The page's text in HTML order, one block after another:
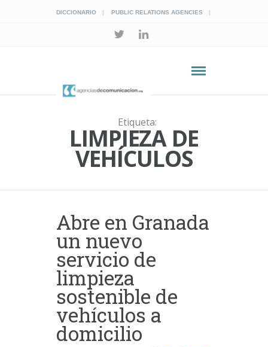
DICCIONARIO PUBLIC RELATIONS AGENCIES
Etiqueta:
LIMPIEZA DE
VEHÍCULOS
Abre en Granada
un nuevo
servicio de
limpieza
sostenible de
vehículos a
domicilio